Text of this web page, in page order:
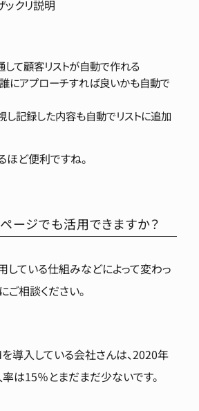
クリ説明
て顧客リストが自動で作れる
にアプローチすれば良いかも自動で
し記録した内容も自動でリストに追加
ほど便利ですね。
ージでも活用できますか？
している仕組みなどによって変わっ
ご相談ください。
導入している会社さんは、2020年
は15％とまだまだ少ないです。